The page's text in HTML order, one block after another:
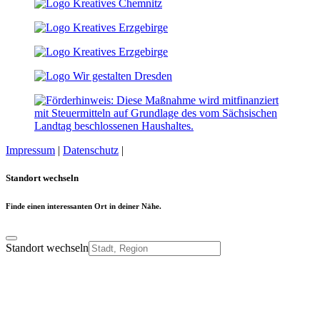
Impressum | Datenschutz |
Standort wechseln
Finde einen interessanten Ort in deiner Nähe.
Standort wechseln